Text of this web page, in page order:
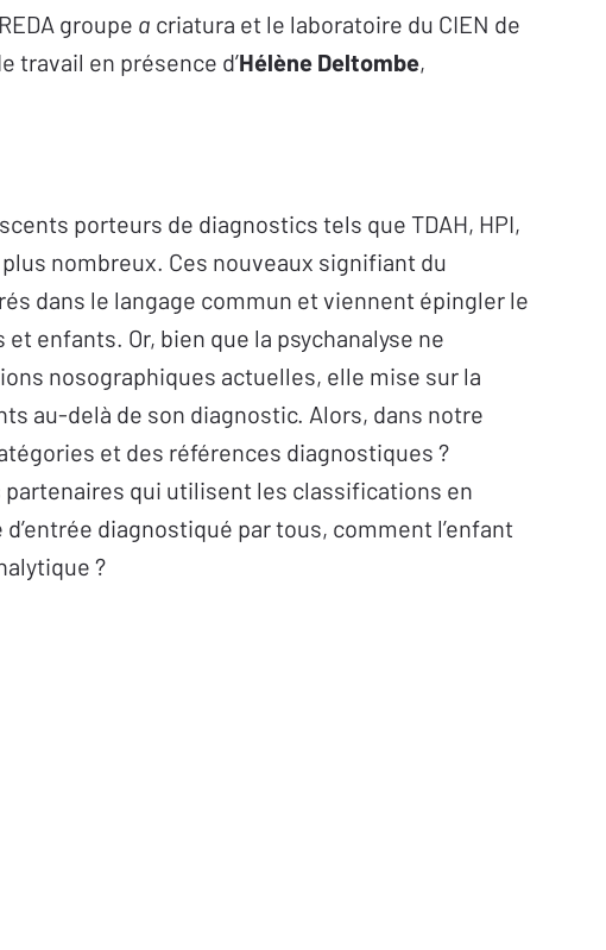
groupe a criatura et le laboratoire du CIEN de
travail en présence d’Hélène Deltombe,
porteurs de diagnostics tels que TDAH, HPI,
nombreux. Ces nouveaux signifiant du
dans le langage commun et viennent épingler le
enfants. Or, bien que la psychanalyse ne
nosographiques actuelles, elle mise sur la
au-delà de son diagnostic. Alors, dans notre
et des références diagnostiques ?
qui utilisent les classifications en
diagnostiqué par tous, comment l’enfant
?